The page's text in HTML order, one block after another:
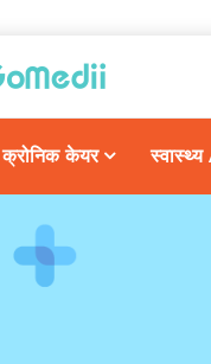
क्रोनिक केयर